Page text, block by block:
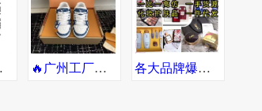
精修实拍 🔥广州工厂货源！支持一件代发😎，可自取，广州市内可送货上门 各大品牌爆款化妆品护肤品香水一件代发批发厂家直销货源